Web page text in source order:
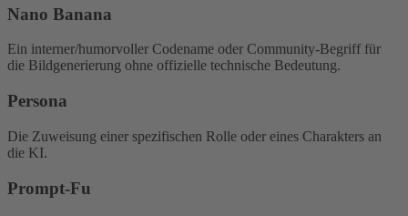
Nano Banana
Ein interner/humorvoller Codename oder Community-Begriff für
die Bildgenerierung ohne offizielle technische Bedeutung.
Persona
Die Zuweisung einer spezifischen Rolle oder eines Charakters an
die KI.
Prompt-Fu